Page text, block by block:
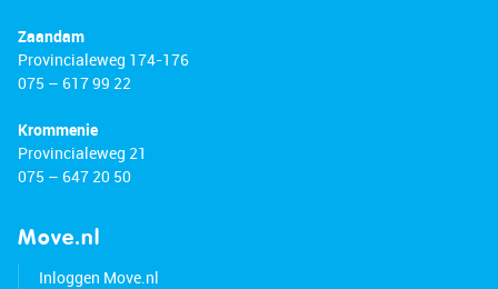
Zaandam
Provincialeweg 174-176
075 – 617 99 22
Krommenie
Provincialeweg 21
075 – 647 20 50
Move.nl
Inloggen Move.nl